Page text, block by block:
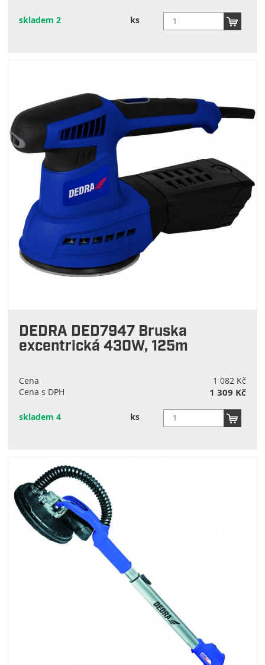
skladem 2 ks
DEDRA DED7947 Bruska
excentrická 430W, 125m
Cena
1 082 Kč
Cena s DPH
1 309 Kč
skladem 4 ks